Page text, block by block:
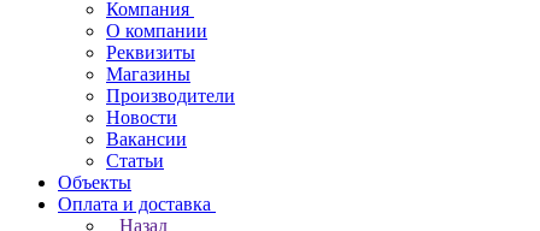
Компания
О компании
Реквизиты
Магазины
Производители
Новости
Вакансии
Статьи
Объекты
Оплата и доставка
Назад